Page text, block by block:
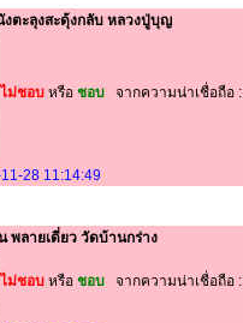
งตะลุงสะดุ้งกลับ หลวงปู่บุญ
ไม่ชอบ หรือ ชอบ จากความน่าเชื่อถือ :
28 11:14:49
พลายเดี่ยว วัดบ้านกร่าง
ไม่ชอบ หรือ ชอบ จากความน่าเชื่อถือ :